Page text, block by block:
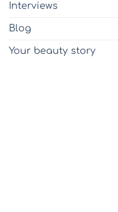
Interviews
Blog
Your beauty story